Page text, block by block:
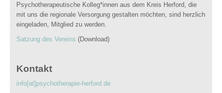
Psychotherapeutische Kolleg*innen aus dem Kreis Herford, die
mit uns die regionale Versorgung gestalten möchten, sind herzlich
eingeladen, Mitglied zu werden.
Satzung des Vereins (Download)
Kontakt
info[at]psychotherapie-herford.de